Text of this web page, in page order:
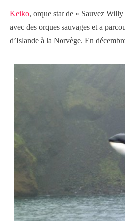
Keiko, orque star de « Sauvez
avec des orques sauvages et a
d’Islande à la Norvège. En